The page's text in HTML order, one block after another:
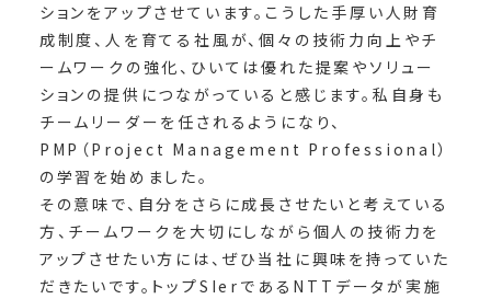
ションをアップさせています。こうした手厚い人財育
成制度、人を育てる社風が、個々の技術力向上やチ
ームワークの強化、ひいては優れた提案やソリュー
ションの提供につながっていると感じます。私自身も
チームリーダーを任されるようになり、
PMP（Project Management Professional）
の学習を始めました。
その意味で、自分をさらに成長させたいと考えている
方、チームワークを大切にしながら個人の技術力を
アップさせたい方には、ぜひ当社に興味を持っていた
だきたいです。トップSIerであるNTTデータが実施